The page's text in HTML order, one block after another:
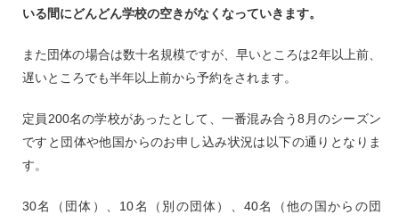
いる間にどんどん学校の空きがなくなっていきます。
また団体の場合は数十名規模ですが、早いところは2年以上前、
遅いところでも半年以上前から予約をされます。
定員200名の学校があったとして、一番混み合う8月のシーズン
ですと団体や他国からのお申し込み状況は以下の通りとなりま
す。
30名（団体）、10名（別の団体）、40名（他の国からの団